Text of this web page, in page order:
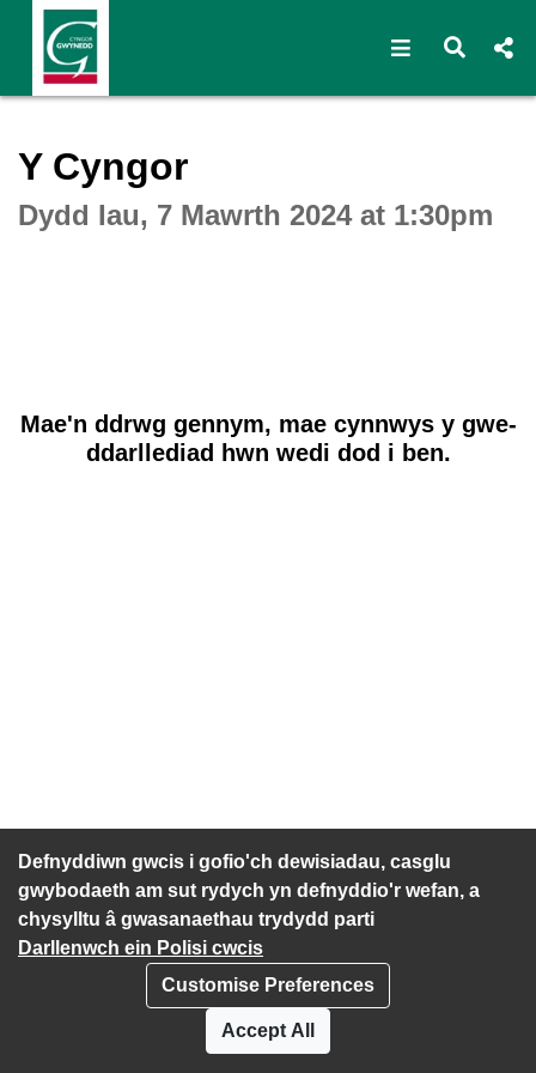
Defnyddiwn gwcis i gofio'ch dewisiadau, casglu
gwybodaeth am sut rydych yn defnyddio'r wefan, a
chysylltu â gwasanaethau trydydd parti
Darllenwch ein Polisi cwcis
Customise Preferences
Accept All
Open Open
Y Cyngor
Dydd Iau, 7 Mawrth 2024 at 1:30pm
Mae'n ddrwg gennym, mae cynnwys y gwe-
ddarllediad hwn wedi dod i ben.
Polisi Prefiatrwydd
Datganiad hygyrchedd